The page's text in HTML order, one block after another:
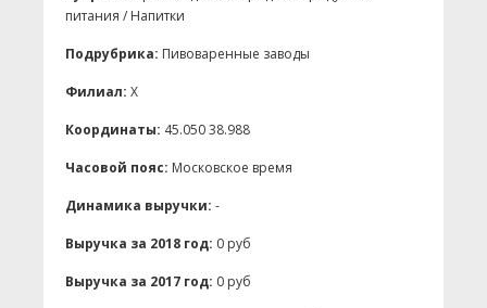
питания / Напитки
Подрубрика: Пивоваренные заводы
Филиал: X
Координаты: 45.050 38.988
Часовой пояс: Московское время
Динамика выручки: -
Выручка за 2018 год: 0 руб
Выручка за 2017 год: 0 руб